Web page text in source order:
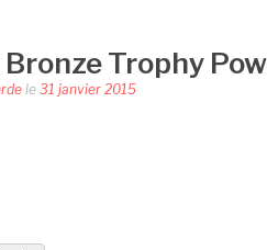
Trophy
le 31 janvier 2015